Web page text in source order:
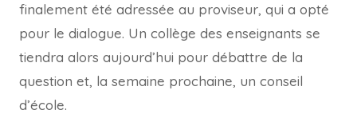
finalement été adressée au proviseur, qui a opté
pour le dialogue. Un collège des enseignants se
tiendra alors aujourd’hui pour débattre de la
question et, la semaine prochaine, un conseil
d’école.